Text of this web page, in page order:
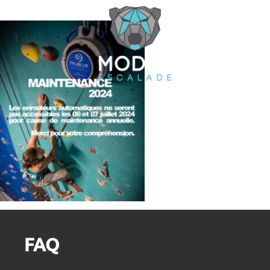
FAQ
Cookies management panel